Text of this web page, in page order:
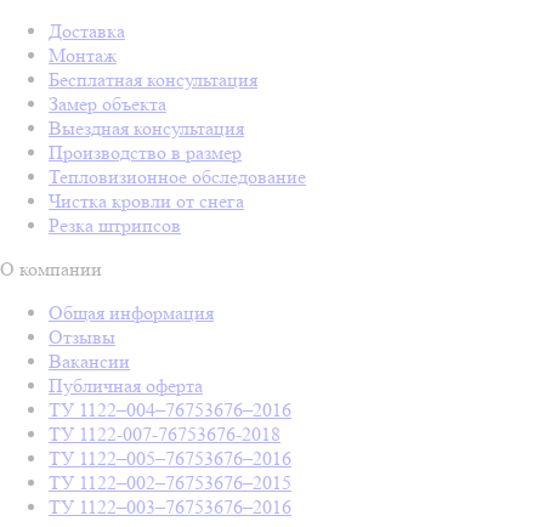
Доставка
Монтаж
Бесплатная консультация
Замер объекта
Выездная консультация
Производство в размер
Тепловизионное обследование
Чистка кровли от снега
Резка штрипсов
О компании
Общая информация
Отзывы
Вакансии
Публичная оферта
ТУ 1122–004–76753676–2016
ТУ 1122-007-76753676-2018
ТУ 1122–005–76753676–2016
ТУ 1122–002–76753676–2015
ТУ 1122–003–76753676–2016